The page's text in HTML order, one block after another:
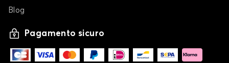
Blog
Pagamento sicuro